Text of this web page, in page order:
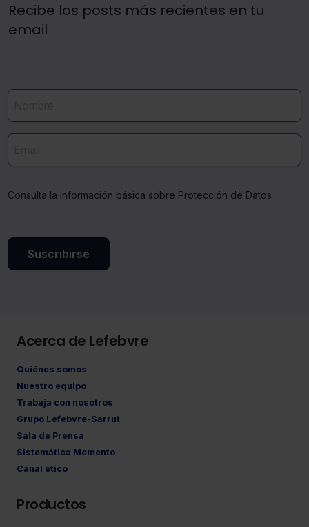
Recibe los posts más recientes en tu
email
Consulta la información básica sobre Protección de Datos
Suscribirse
Acerca de Lefebvre
Quiénes somos
Nuestro equipo
Trabaja con nosotros
Grupo Lefebvre-Sarrut
Sala de Prensa
Sistemática Memento
Canal ético
Productos